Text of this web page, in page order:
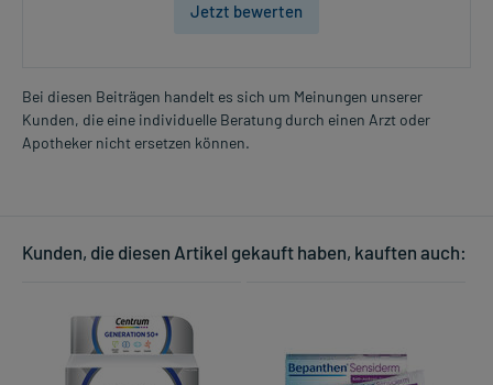
Jetzt bewerten
Bei diesen Beiträgen handelt es sich um Meinungen unserer
Kunden, die eine individuelle Beratung durch einen Arzt oder
Apotheker nicht ersetzen können.
Kunden, die diesen Artikel gekauft haben, kauften auch: